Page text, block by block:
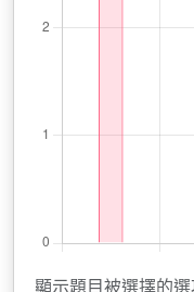
顯示題目被選擇的